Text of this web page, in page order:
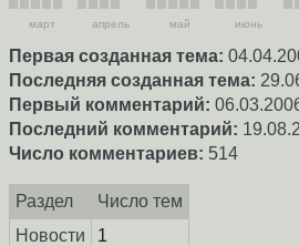
март апрель май июнь
Первая созданная тема:
Последняя созданная тема:
Первый комментарий:
Последний комментарий:
Число комментариев: 514
Раздел
Число тем
Новости
1